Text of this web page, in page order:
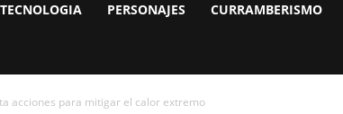
TECNOLOGIA PERSONAJES CURRAMBERISMO
acciones para mitigar el calor extremo